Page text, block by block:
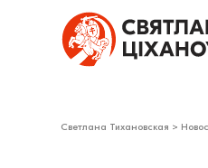
Светлана Тихановская >